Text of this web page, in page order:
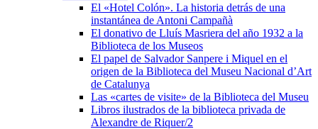
El «Hotel Colón». La historia detrás de una
instantánea de Antoni Campañà
El donativo de Lluís Masriera del año 1932 a la
Biblioteca de los Museos
El papel de Salvador Sanpere i Miquel en el
origen de la Biblioteca del Museu Nacional d’Art
de Catalunya
Las «cartes de visite» de la Biblioteca del Museu
Libros ilustrados de la biblioteca privada de
Alexandre de Riquer/2